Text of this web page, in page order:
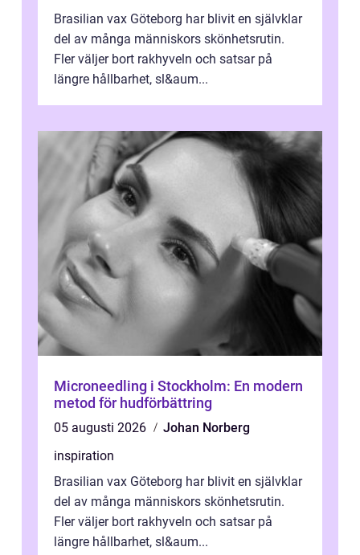
Brasilian vax Göteborg har blivit en självklar
del av många människors skönhetsrutin.
Fler väljer bort rakhyveln och satsar på
längre hållbarhet, sl&aum...
Microneedling i Stockholm: En modern
metod för hudförbättring
05 augusti 2026
Johan Norberg
inspiration
Brasilian vax Göteborg har blivit en självklar
del av många människors skönhetsrutin.
Fler väljer bort rakhyveln och satsar på
längre hållbarhet, sl&aum...